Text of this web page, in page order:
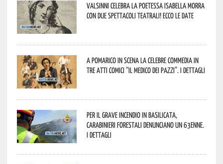
Valsinni celebra la poetessa Isabella Morra
con due spettacoli teatrali! Ecco le date
A Pomarico in scena la celebre commedia in
tre atti comici “Il medico dei pazzi”. I dettagli
Per il grave incendio in Basilicata,
Carabinieri forestali denunciano un 63enne.
I dettagli